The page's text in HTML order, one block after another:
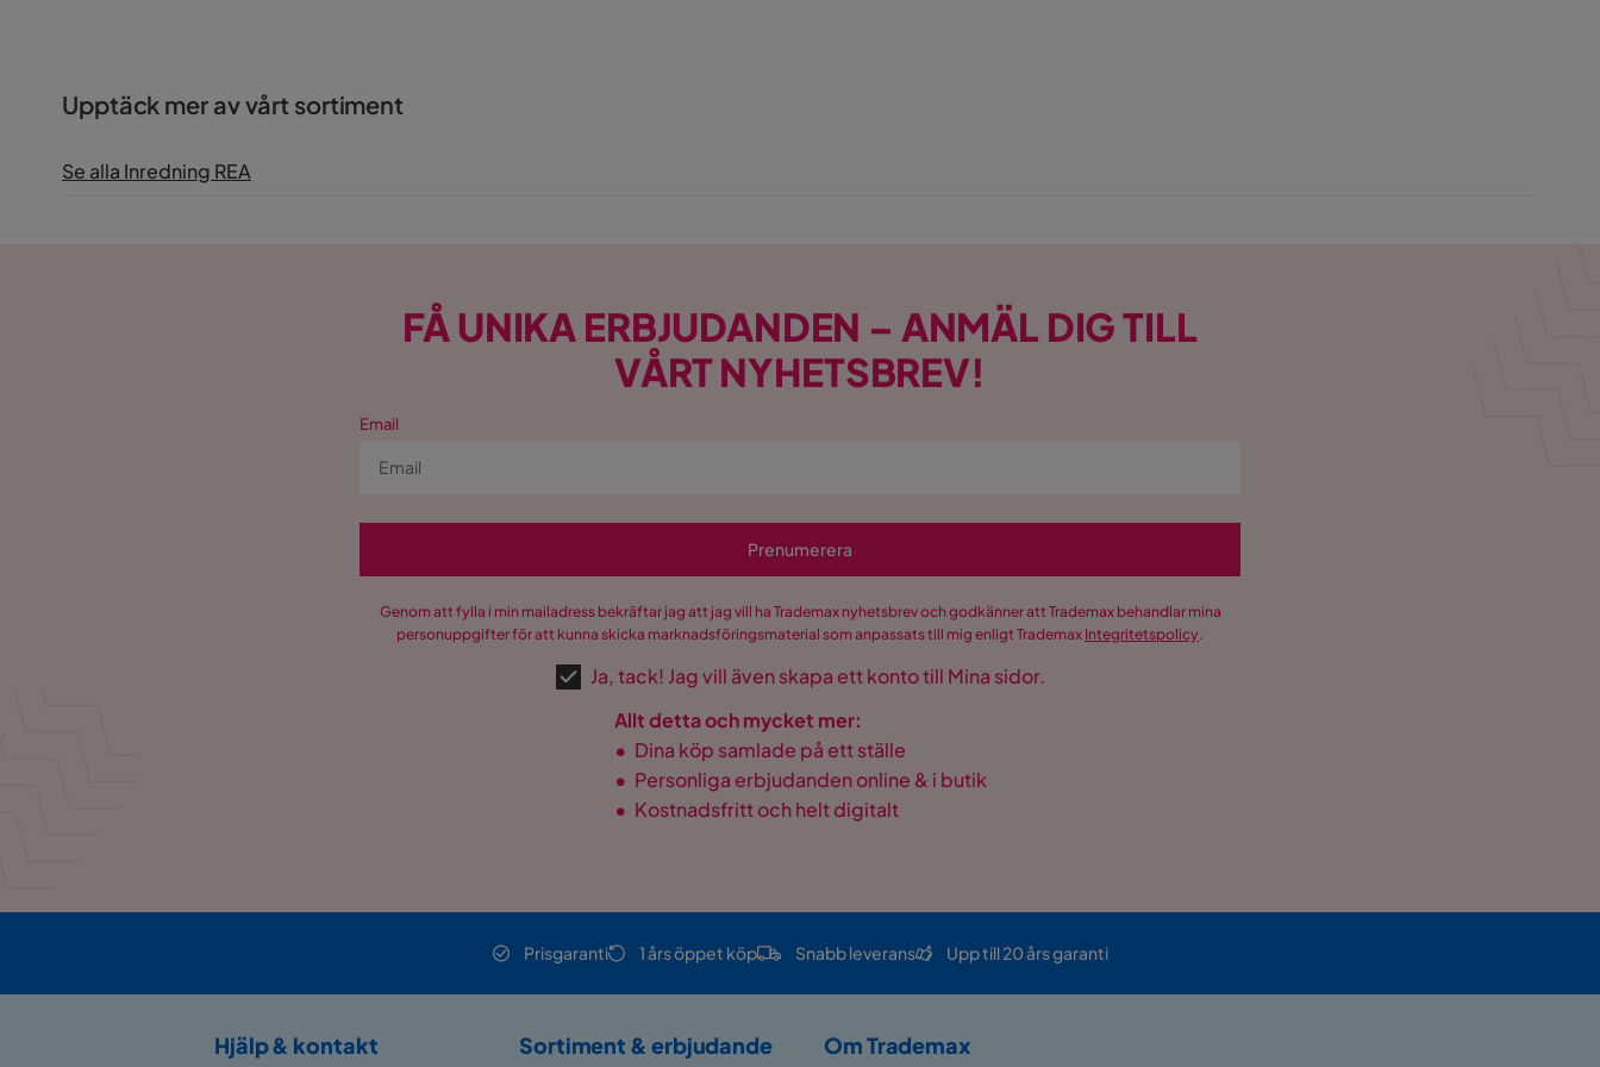
Upptäck mer av vårt sortiment
Se alla Inredning REA
FÅ UNIKA ERBJUDANDEN – ANMÄL DIG TILL
VÅRT NYHETSBREV!
Email
Prenumerera
Genom att fylla i min mailadress bekräftar jag att jag vill ha Trademax nyhetsbrev och godkänner att Trademax behandlar mina
personuppgifter för att kunna skicka marknadsföringsmaterial som anpassats till mig enligt Trademax Integritetspolicy.
Ja, tack! Jag vill även skapa ett konto till Mina sidor.
Allt detta och mycket mer:
• Dina köp samlade på ett ställe
• Personliga erbjudanden online & i butik
• Kostnadsfritt och helt digitalt
Prisgaranti 1 års öppet köp Snabb leverans Upp till 20 års garanti
Hjälp & kontakt Sortiment & erbjudande Om Trademax